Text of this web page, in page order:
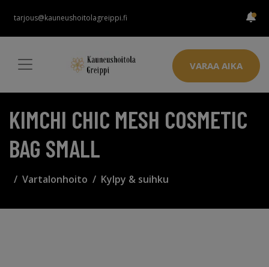
tarjous@kauneushoitolagreippi.fi
VARAA AIKA
KIMCHI CHIC MESH COSMETIC
BAG SMALL
Vartalonhoito Kylpy & suihku